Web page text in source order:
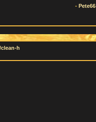
- Pete66
h